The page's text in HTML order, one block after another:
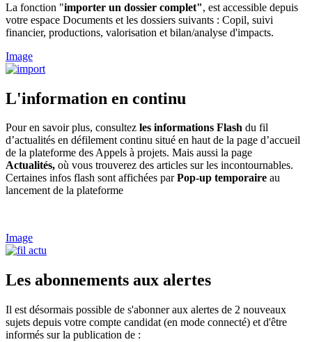
La fonction "importer un dossier complet", est accessible depuis
votre espace Documents et les dossiers suivants : Copil, suivi
financier, productions, valorisation et bilan/analyse d'impacts.
Image
L'information en continu
Pour en savoir plus, consultez les informations Flash du fil
d’actualités en défilement continu situé en haut de la page d’accueil
de la plateforme des Appels à projets. Mais aussi la page
Actualités, où vous trouverez des articles sur les incontournables.
Certaines infos flash sont affichées parPop-up temporaire au
lancement de la plateforme
Image
Les abonnements aux alertes
Il est désormais possible de s'abonner aux alertes de 2 nouveaux
sujets depuis votre compte candidat (en mode connecté) et d'être
informés sur la publication de :​